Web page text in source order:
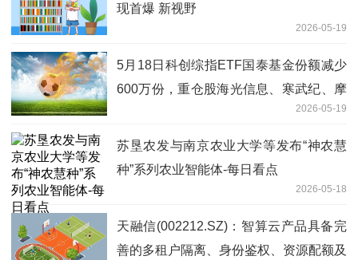
现首爆 新视野
2026-05-19
5月18日科创综指ETF国泰基金份额减少
600万份，重仓股海光信息、寒武纪、摩
2026-05-19
苏垦农发与南京农业大学等发布“神农慧
种”系列农业智能体-每日看点
2026-05-18
天融信(002212.SZ)：智算云产品具备完
善的多租户隔离、身份鉴权、资源配额及